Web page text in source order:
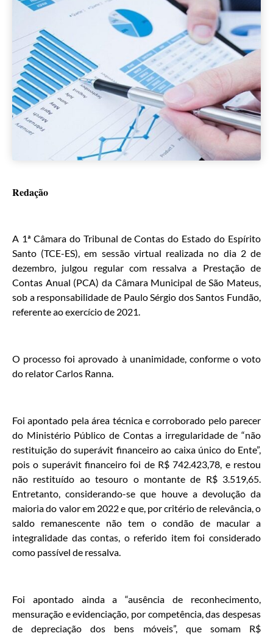
Redação
A 1ª Câmara do Tribunal de Contas do Estado do Espírito
Santo (TCE-ES), em sessão virtual realizada no dia 2 de
dezembro, julgou regular com ressalva a Prestação de
Contas Anual (PCA) da Câmara Municipal de São Mateus,
sob a responsabilidade de Paulo Sérgio dos Santos Fundão,
referente ao exercício de 2021.
O processo foi aprovado à unanimidade, conforme o voto
do relator Carlos Ranna.
Foi apontado pela área técnica e corroborado pelo parecer
do Ministério Público de Contas a irregularidade de “não
restituição do superávit financeiro ao caixa único do Ente”,
pois o superávit financeiro foi de R$ 742.423,78, e restou
não restituído ao tesouro o montante de R$ 3.519,65.
Entretanto, considerando-se que houve a devolução da
maioria do valor em 2022 e que, por critério de relevância, o
saldo remanescente não tem o condão de macular a
integralidade das contas, o referido item foi considerado
como passível de ressalva.
Foi apontado ainda a “ausência de reconhecimento,
mensuração e evidenciação, por competência, das despesas
de depreciação dos bens móveis”, que somam R$